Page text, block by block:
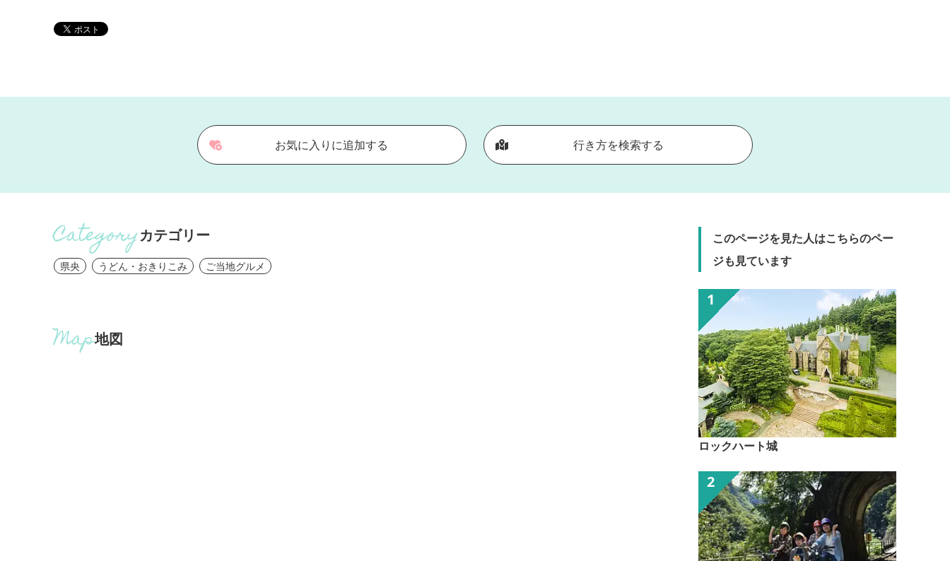
お気に入りに追加する 行き方を検索する
カテゴリー
県央 うどん・おきりこみ ご当地グルメ
地図
このページを見た人はこちらのペー
ジも見ています
ロックハート城